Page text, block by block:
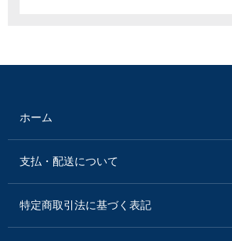
ホーム
支払・配送について
特定商取引法に基づく表記